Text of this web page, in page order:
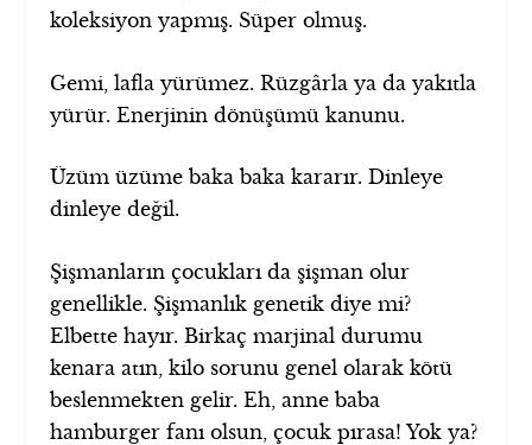
koleksiyon yapmış. Süper olmuş.
Gemi, lafla yürümez. Rüzgârla ya da yakıtla
yürür. Enerjinin dönüşümü kanunu.
Üzüm üzüme baka baka kararır. Dinleye
dinleye değil.
Şişmanların çocukları da şişman olur
genellikle. Şişmanlık genetik diye mi?
Elbette hayır. Birkaç marjinal durumu
kenara atın, kilo sorunu genel olarak kötü
beslenmekten gelir. Eh, anne baba
hamburger fanı olsun, çocuk pırasa! Yok ya?